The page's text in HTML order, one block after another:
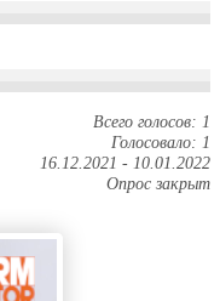
Всего голосов: 1
Голосовало: 1
16.12.2021 - 10.01.2022
Опрос закрыт